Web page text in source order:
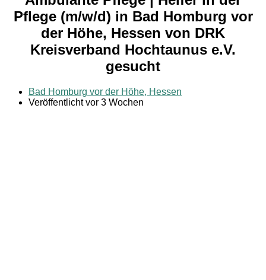
Pflege (m/w/d) in Bad Homburg vor
der Höhe, Hessen von DRK
Kreisverband Hochtaunus e.V.
gesucht
Bad Homburg vor der Höhe, Hessen
Veröffentlicht vor 3 Wochen